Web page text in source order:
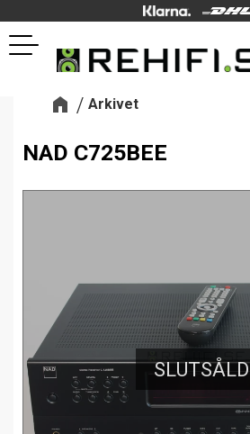
Meny
Arkivet
NAD C725BEE
SLUTSÅLD